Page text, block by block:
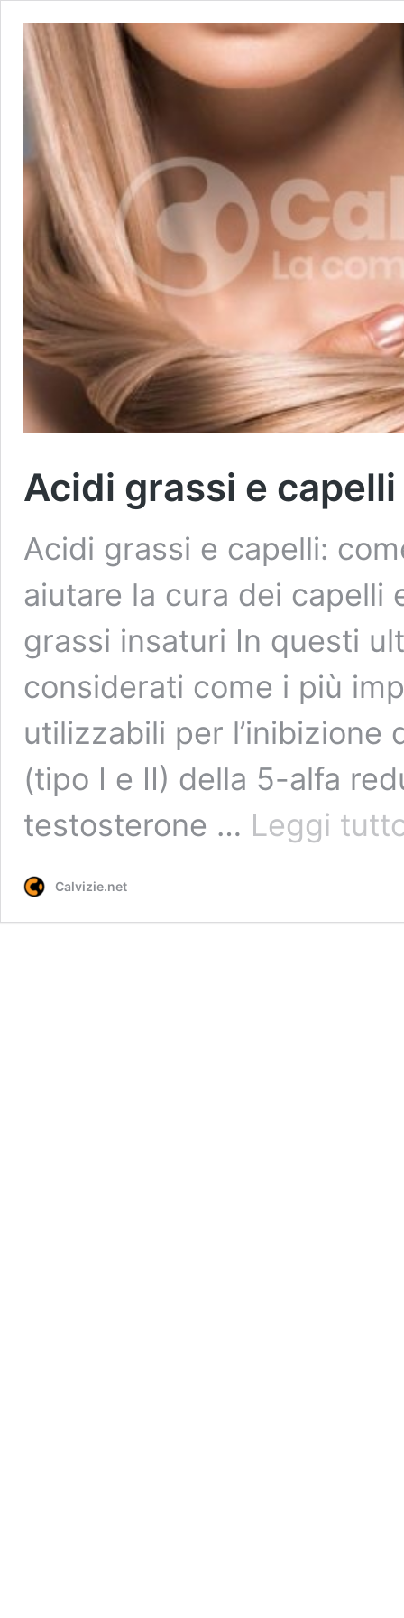
Acidi grassi e capelli
Acidi grassi e capelli:
aiutare la cura dei capelli
grassi insaturi In questi
considerati come i più
utilizzabili per
(tipo I e II) della 5-alfa
testosterone … Leggi
Calvizie.net